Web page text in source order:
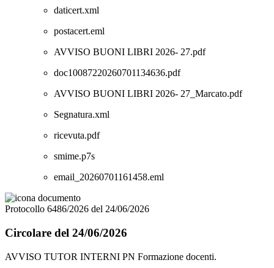
daticert.xml
postacert.eml
AVVISO BUONI LIBRI 2026- 27.pdf
doc10087220260701134636.pdf
AVVISO BUONI LIBRI 2026- 27_Marcato.pdf
Segnatura.xml
ricevuta.pdf
smime.p7s
email_20260701161458.eml
Protocollo 6486/2026 del 24/06/2026
Circolare del 24/06/2026
AVVISO TUTOR INTERNI PN Formazione docenti.